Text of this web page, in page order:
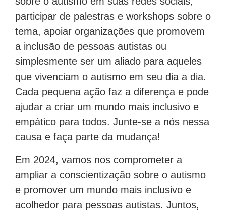
participar de palestras e workshops sobre o
tema, apoiar organizações que promovem
a inclusão de pessoas autistas ou
simplesmente ser um aliado para aqueles
que vivenciam o autismo em seu dia a dia.
Cada pequena ação faz a diferença e pode
ajudar a criar um mundo mais inclusivo e
empático para todos. Junte-se a nós nessa
causa e faça parte da mudança!
Em 2024, vamos nos comprometer a
ampliar a conscientização sobre o autismo
e promover um mundo mais inclusivo e
acolhedor para pessoas autistas. Juntos,